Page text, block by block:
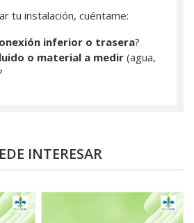
tu instalación, cuéntame:
inferior o trasera?
o material a medir (agua,
INTERESAR